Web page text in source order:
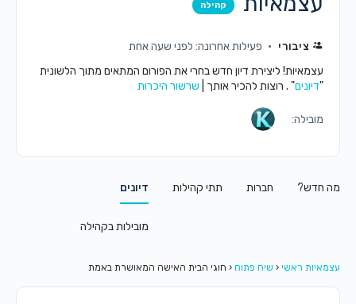
קהילה
ציבורי
פעילות אחרונה: לפני שעה אחת
עצמאיות! ליצירת דיון חדש בחרי את הפורום המתאים מתוך הלשונית
"דיונים" . רוצות להכיר אותך | שרשור היכרות
מובילה:
מה חדש? חברות תתי קהילות דיונים
מובילות בקהילה
עצמאיות ראשי ‹ שיח פתוח ‹ חוגי הבית האישה המאושרת באמת